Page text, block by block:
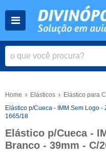
Home Elásticos
Elástico para
Elástico p/Cueca - IMM Sem Logo
1665/18
Elástico p/Cueca -
Branco - 39mm - C/